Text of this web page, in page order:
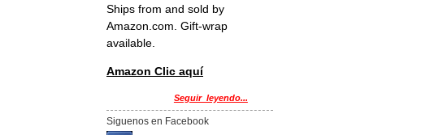
Ships from and sold by
Amazon.com. Gift-wrap
available.
Amazon Clic aquí
Seguir_leyendo...
Siguenos en Facebook